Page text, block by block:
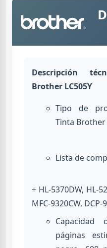
Descripción
Brother LC505Y
Tipo de
Tinta Brother
Lista de
+ HL-5370DW, HL-
MFC-9320CW, DCP-
Capacidad
páginas